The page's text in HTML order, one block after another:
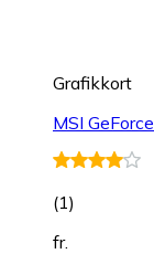
Grafikkort
MSI
(1)
fr.